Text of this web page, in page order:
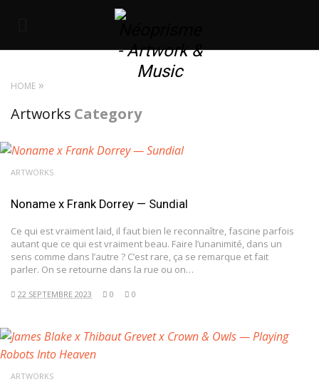
HOME
Artworks Category
ARTWORKS
Noname x Frank Dorrey — Sundial
Ce qui est vraiment laid, il faut bien le reconnaître, fascine parfois
autant que ce qui est vraiment beau. Faire l’unanimité, dans un
sens comme dans l’autre ? C’est rare, ça se remarque et fait
parler. On se retourne dans la rue ou on…
22 SEPTEMBRE 2023 0 0
ARTWORKS